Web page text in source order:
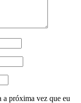
a próxima vez que eu